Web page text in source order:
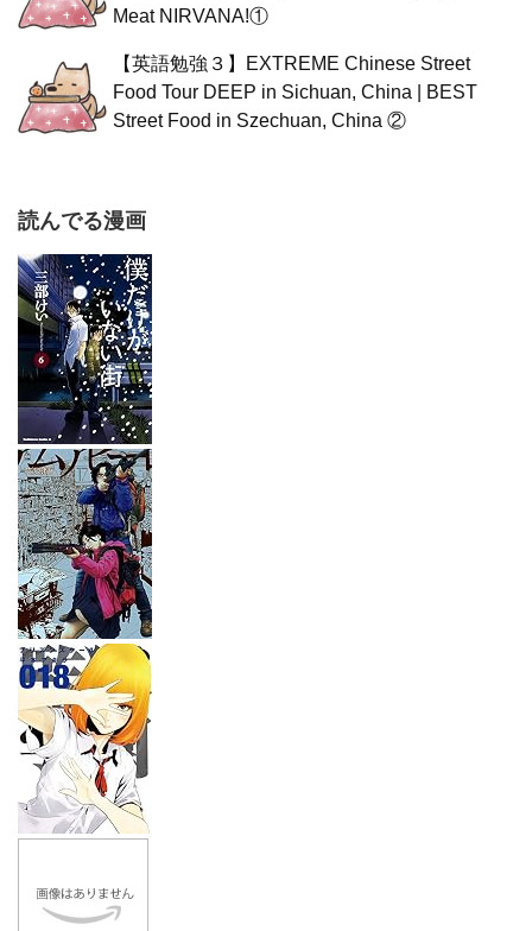
Meat NIRVANA!①
【英語勉強３】EXTREME Chinese Street
Food Tour DEEP in Sichuan, China | BEST
Street Food in Szechuan, China ②
読んでる漫画